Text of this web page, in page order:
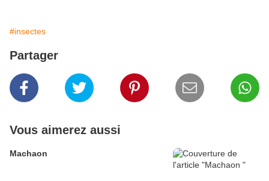
#insectes
Partager
Vous aimerez aussi
Machaon